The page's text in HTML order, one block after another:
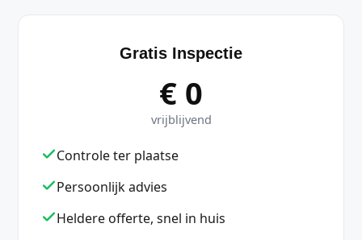
Gratis Inspectie
€ 0
vrijblijvend
Controle ter plaatse
Persoonlijk advies
Heldere offerte, snel in huis